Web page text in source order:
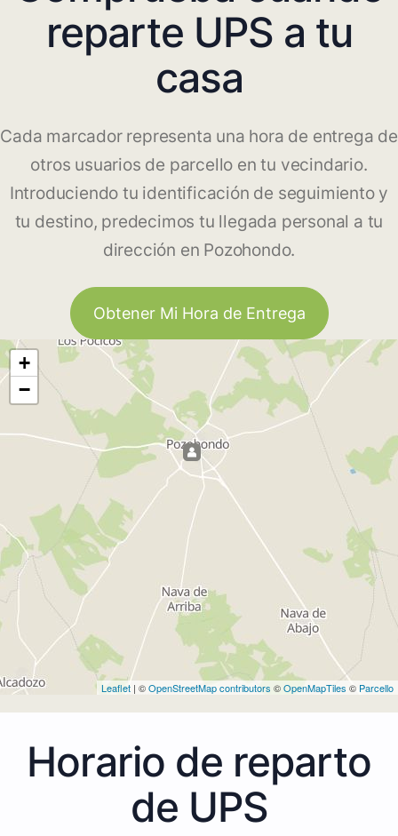
reparte UPS a tu
casa
Cada marcador representa una hora de entrega de
otros usuarios de parcello en tu vecindario.
Introduciendo tu identificación de seguimiento y
tu destino, predecimos tu llegada personal a tu
dirección en Pozohondo.
Obtener Mi Hora de Entrega
+
−
Leaflet | ©OpenStreetMap contributors ©OpenMapTiles © Parcello
Horario de reparto
de UPS